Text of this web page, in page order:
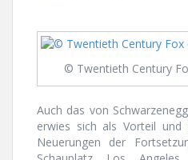
© Twentieth Century
Auch das von
erwies sich als Vorteil und
Neuerungen der